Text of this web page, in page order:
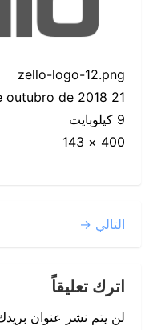
zello-logo-12.png
21 de outubro de 2018
9 كيلوبايت
400 × 143
التالي →
اترك تعليقاً
لن يتم نشر عنوان